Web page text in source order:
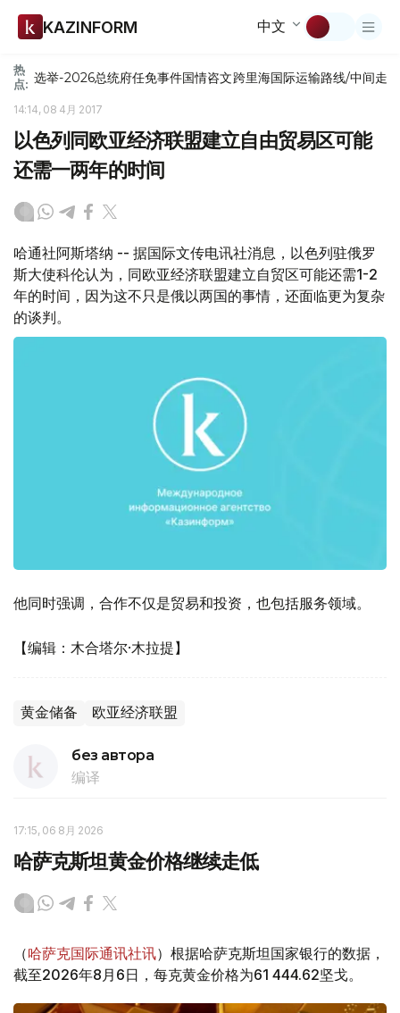
KAZINFORM 中文
热
点: 选举-2026总统府任免事件国情咨文跨里海国际运输路线/中间走廊
14:14, 08 4月 2017
以色列同欧亚经济联盟建立自由贸易区可能
还需一两年的时间
哈通社阿斯塔纳 -- 据国际文传电讯社消息，以色列驻俄罗
斯大使科伦认为，同欧亚经济联盟建立自贸区可能还需1-2
年的时间，因为这不只是俄以两国的事情，还面临更为复杂
的谈判。
他同时强调，合作不仅是贸易和投资，也包括服务领域。
【编辑：木合塔尔·木拉提】
黄金储备 欧亚经济联盟
без автора
编译
17:15, 06 8月 2026
哈萨克斯坦黄金价格继续走低
（哈萨克国际通讯社讯）根据哈萨克斯坦国家银行的数据，
截至2026年8月6日，每克黄金价格为61 444.62坚戈。